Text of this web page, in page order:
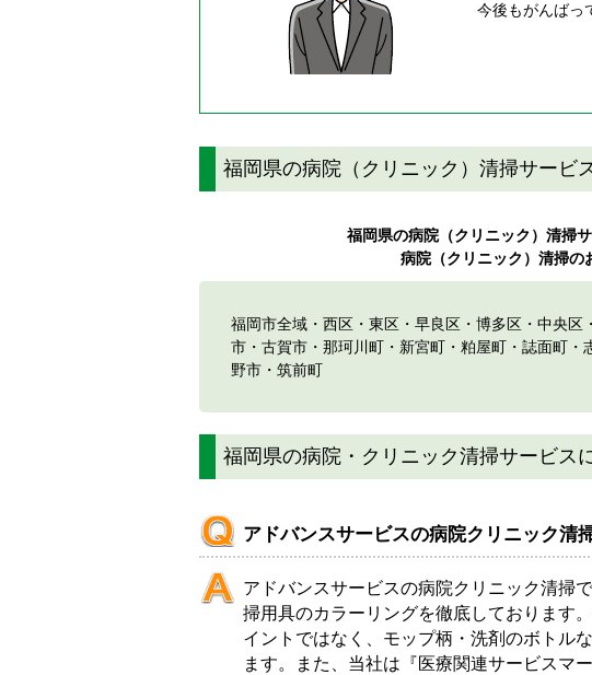
今後もがんばっ
福岡県の病院（クリニック）清掃サービ
福岡県の病院（クリニック）清掃
病院（クリニック）清掃の
福岡市全域・ 西区・ 東区・ 早良区・ 博多区・ 中央区・
市・古賀市・那珂川町・新宮町・粕屋町・誌面町
野市・筑前町
福岡県の病院・クリニック清掃サービス
アドバンスサービスの病院クリニック清
アドバンスサービスの病院クリニック清掃
掃用具のカラーリングを徹底しております
イントではなく、モップ柄・洗剤のボトル
ます。また、当社は『医療関連サービスマ